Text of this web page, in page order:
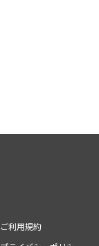
ご利用規約